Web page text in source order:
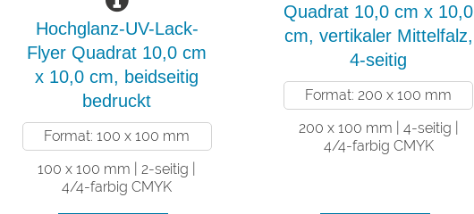
Hochglanz-UV-Lack-
Flyer Quadrat 10,0 cm
x 10,0 cm, beidseitig
bedruckt
Format: 100 x 100 mm
100 x 100 mm | 2-seitig |
4/4-farbig CMYK
Quadrat 10,0 cm x 10,0
cm, vertikaler Mittelfalz,
4-seitig
Format: 200 x 100 mm
200 x 100 mm | 4-seitig |
4/4-farbig CMYK